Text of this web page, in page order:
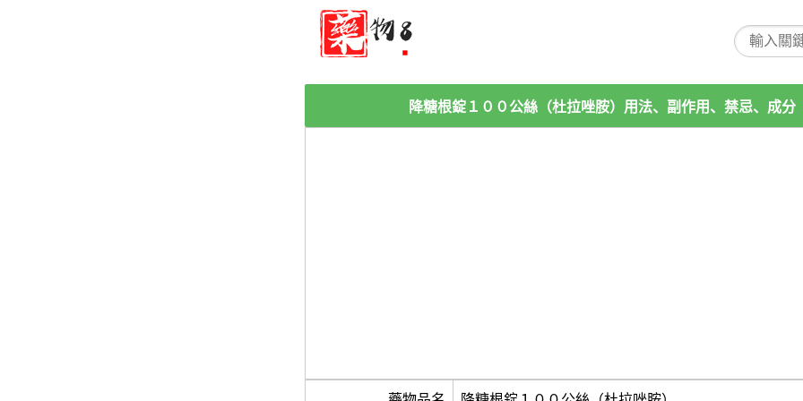
降糖根錠１００公絲（杜拉唑胺）用法、副作用、禁忌、成分